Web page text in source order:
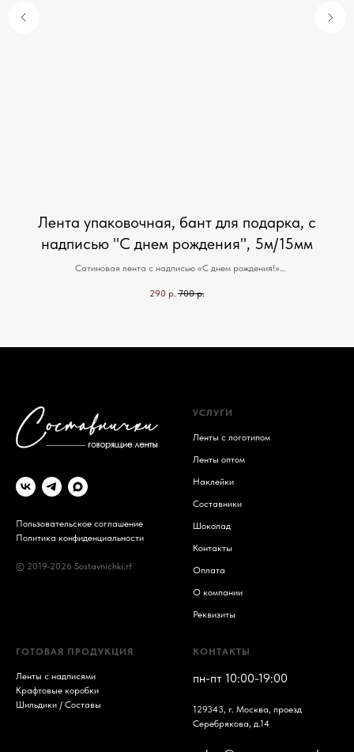
Лента упаковочная, бант для подарка, с
надписью "С днем рождения", 5м/15мм
Сатиновая лента с надписью «С днем рождения!»
ассортименте. В упаковке 1 моток ленты — 5м/15мм. Наши ленты говорят за
290 р. 700 р.
Пользовательское соглашение
Политика конфиденциальности
© 2019-2026 Sostavnichki.rf
УСЛУГИ
Ленты с логотипом
Ленты оптом
Наклейки
Составники
Шоколад
Контакты
Оплата
О компании
Реквизиты
ГОТОВАЯ ПРОДУКЦИЯ
Ленты с надписями
Крафтовые коробки
Шильдики / Составы
КОНТАКТЫ
пн-пт 10:00-19:00
129343, г. Москва, проезд
Серебрякова, д.14